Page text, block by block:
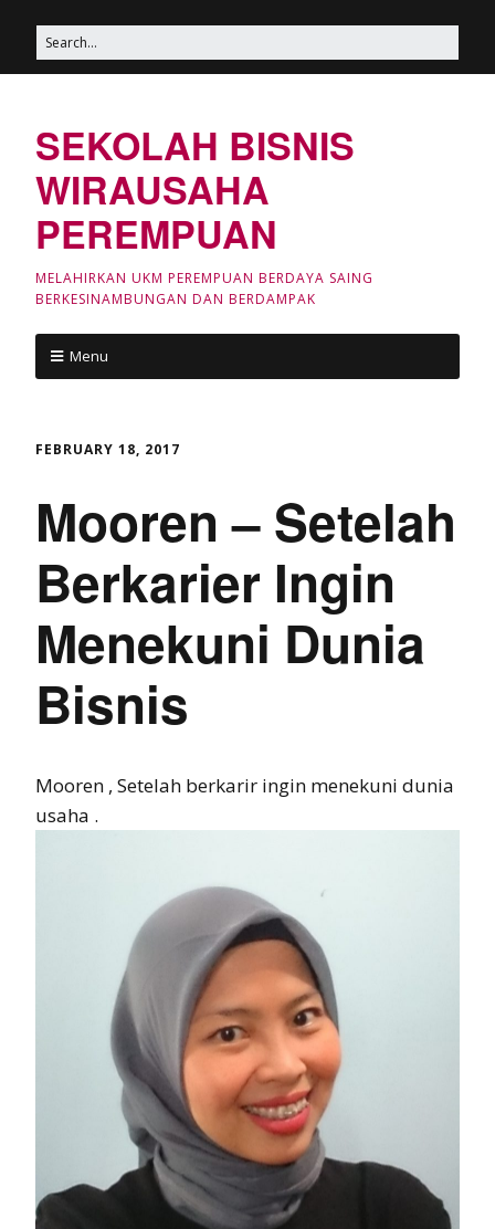
SEKOLAH BISNIS
WIRAUSAHA
PEREMPUAN
MELAHIRKAN UKM PEREMPUAN BERDAYA SAING
BERKESINAMBUNGAN DAN BERDAMPAK
Menu
FEBRUARY 18, 2017
Mooren – Setelah
Berkarier Ingin
Menekuni Dunia
Bisnis
Mooren , Setelah berkarir ingin menekuni dunia
usaha .